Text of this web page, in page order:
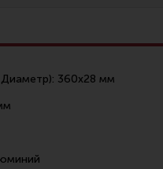
Диаметр): 360х28 мм